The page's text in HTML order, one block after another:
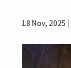
18 Nov, 2025